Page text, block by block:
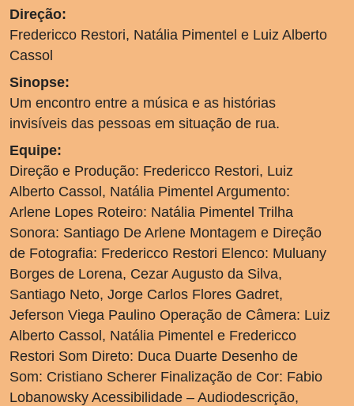
Direção:
Fredericco Restori, Natália Pimentel e Luiz Alberto
Cassol
Sinopse:
Um encontro entre a música e as histórias
invisíveis das pessoas em situação de rua.
Equipe:
Direção e Produção: Fredericco Restori, Luiz
Alberto Cassol, Natália Pimentel Argumento:
Arlene Lopes Roteiro: Natália Pimentel Trilha
Sonora: Santiago De Arlene Montagem e Direção
de Fotografia: Fredericco Restori Elenco: Muluany
Borges de Lorena, Cezar Augusto da Silva,
Santiago Neto, Jorge Carlos Flores Gadret,
Jeferson Viega Paulino Operação de Câmera: Luiz
Alberto Cassol, Natália Pimentel e Fredericco
Restori Som Direto: Duca Duarte Desenho de
Som: Cristiano Scherer Finalização de Cor: Fabio
Lobanowsky Acessibilidade – Audiodescrição,